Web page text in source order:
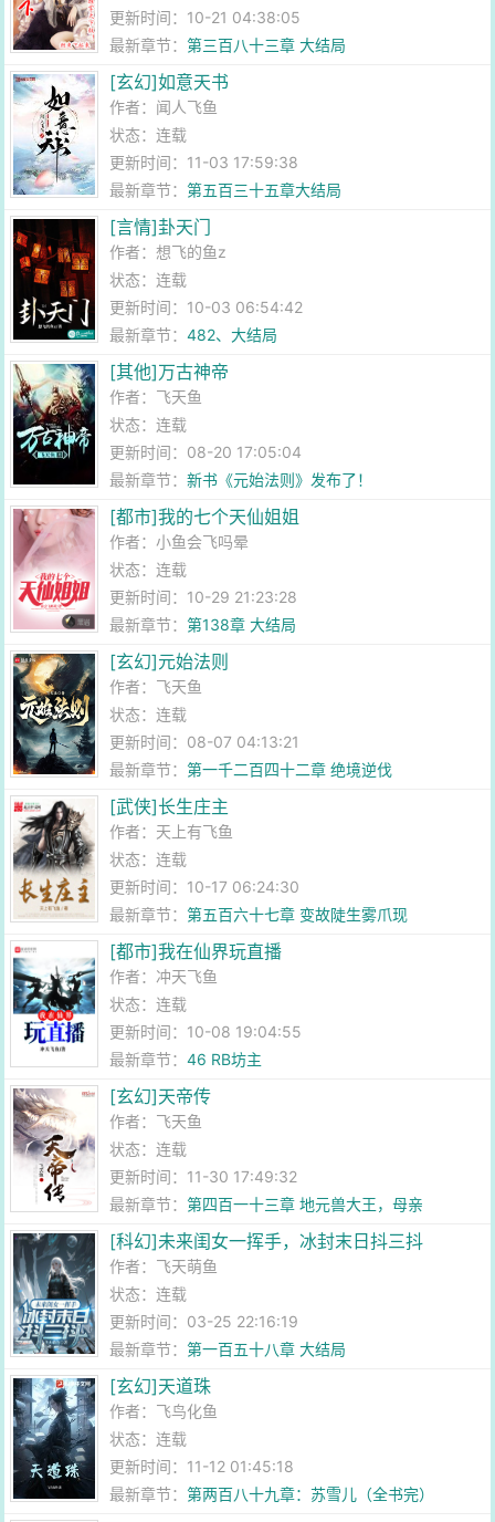
更新时间：10-21 04:38:05
最新章节：第三百八十三章 大结局
[玄幻]如意天书
作者： 闻人飞鱼
状态：连载
更新时间：11-03 17:59:38
最新章节：第五百三十五章大结局
[言情]卦天门
作者：想飞的鱼z
状态：连载
更新时间：10-03 06:54:42
最新章节：482、大结局
[其他]万古神帝
作者： 飞天鱼
状态：连载
更新时间：08-20 17:05:04
最新章节：新书《元始法则》发布了！
[都市]我的七个天仙姐姐
作者： 小鱼会飞吗晕
状态：连载
更新时间：10-29 21:23:28
最新章节：第138章 大结局
[玄幻]元始法则
作者： 飞天鱼
状态：连载
更新时间：08-07 04:13:21
最新章节：第一千二百四十二章 绝境逆伐
[武侠]长生庄主
作者： 天上有飞鱼
状态：连载
更新时间：10-17 06:24:30
最新章节：第五百六十七章 变故陡生雾爪现
[都市]我在仙界玩直播
作者： 冲天飞鱼
状态：连载
更新时间：10-08 19:04:55
最新章节：46 RB坊主
[玄幻]天帝传
作者： 飞天鱼
状态：连载
更新时间：11-30 17:49:32
最新章节：第四百一十三章 地元兽大王，母亲
[科幻]未来闺女一挥手，冰封末日抖三抖
作者： 飞天萌鱼
状态：连载
更新时间：03-25 22:16:19
最新章节：第一百五十八章 大结局
[玄幻]天道珠
作者： 飞鸟化鱼
状态：连载
更新时间：11-12 01:45:18
最新章节：第两百八十九章：苏雪儿（全书完）